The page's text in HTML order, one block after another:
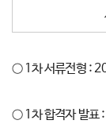
○ 1차 서류전형 :
○ 1차 합격자 발표